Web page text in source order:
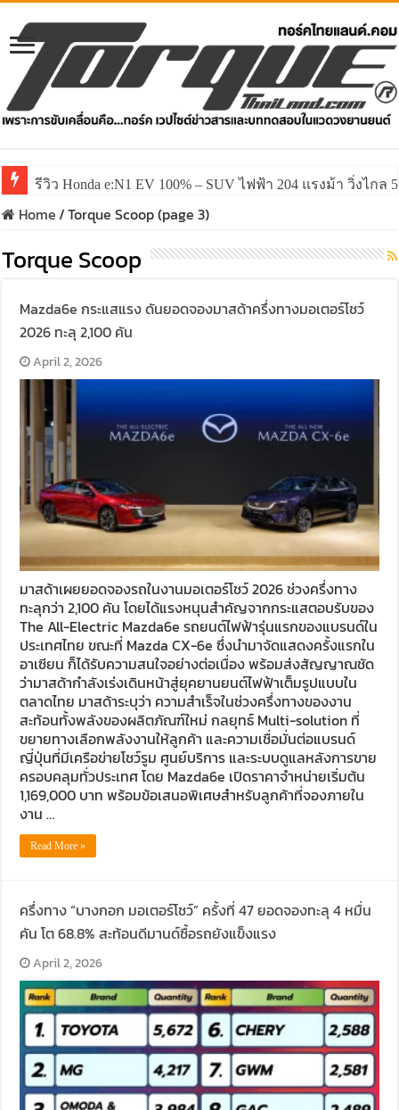
รีวิว Honda e:N1 EV 100% – SUV ไฟฟ้า 204 แรงม้า วิ่งไกล
รีวิว ลองขับ All New GWM HAVAL H6 ปรับโฉมหน้าใหม่
Home/Torque Scoop (page 3)
Torque Scoop
Mazda6e กระแสแรง ดันยอดจองมาสด้าครึ่งทางมอเตอร์โชว์
2026 ทะลุ 2,100 คัน
April 2, 2026
มาสด้าเผยยอดจองรถในงานมอเตอร์โชว์ 2026 ช่วงครึ่งทาง
ทะลุกว่า 2,100 คัน โดยได้แรงหนุนสำคัญจากกระแสตอบรับของ
The All-Electric Mazda6e รถยนต์ไฟฟ้ารุ่นแรกของแบรนด์ใน
ประเทศไทย ขณะที่ Mazda CX-6e ซึ่งนำมาจัดแสดงครั้งแรกใน
อาเซียน ก็ได้รับความสนใจอย่างต่อเนื่อง พร้อมส่งสัญญาณชัด
ว่ามาสด้ากำลังเร่งเดินหน้าสู่ยุคยานยนต์ไฟฟ้าเต็มรูปแบบใน
ตลาดไทย มาสด้าระบุว่า ความสำเร็จในช่วงครึ่งทางของงาน
สะท้อนทั้งพลังของผลิตภัณฑ์ใหม่ กลยุทธ์ Multi-solution ที่
ขยายทางเลือกพลังงานให้ลูกค้า และความเชื่อมั่นต่อแบรนด์
ญี่ปุ่นที่มีเครือข่ายโชว์รูม ศูนย์บริการ และระบบดูแลหลังการขาย
ครอบคลุมทั่วประเทศ โดย Mazda6e เปิดราคาจำหน่ายเริ่มต้น
1,169,000 บาท พร้อมข้อเสนอพิเศษสำหรับลูกค้าที่จองภายใน
งาน …
Read More »
ครึ่งทาง “บางกอก มอเตอร์โชว์” ครั้งที่ 47 ยอดจองทะลุ 4 หมื่น
คัน โต 68.8% สะท้อนดีมานด์ซื้อรถยังแข็งแรง
April 2, 2026